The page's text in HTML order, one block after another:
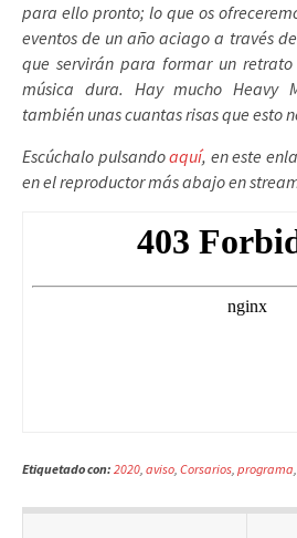
para ello pronto; lo que os
eventos de un año aciago a través
que servirán para formar un
música dura. Hay mucho Heavy
también unas cuantas risas que esto
Escúchalo pulsandoaquí, en este
en el reproductor más abajo en
Etiquetado con: 2020, aviso, Corsarios, programa,